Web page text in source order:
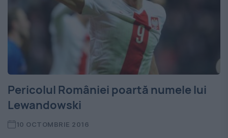
Pericolul României poartă numele lui
Lewandowski
10 OCTOMBRIE 2016